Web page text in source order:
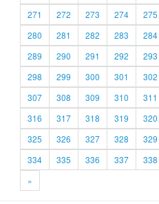
271
272 273 274 275
280
281 282 283 284
289
290 291 292 293
298
299 300 301 302
307
308 309 310 311
316
317 318 319 320
325
326 327 328 329
334
335 336 337 338
»